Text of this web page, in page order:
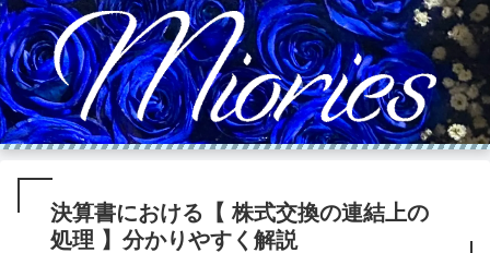
決算書における【 株式交換の連結上の
処理 】分かりやすく解説